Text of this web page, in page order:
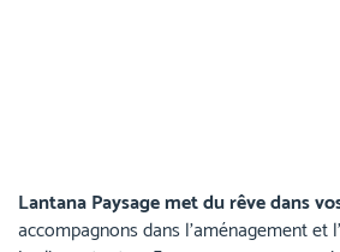
Lantana Paysage met du rêve dans
accompagnons dans l’aménagement et